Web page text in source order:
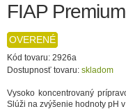
FIAP
OVERENÉ
Kód tovaru: 2926a
Dostupnosť tovaru: skladom
Vysoko koncentrovaný
Slúži na zvýšenie hodnoty pH